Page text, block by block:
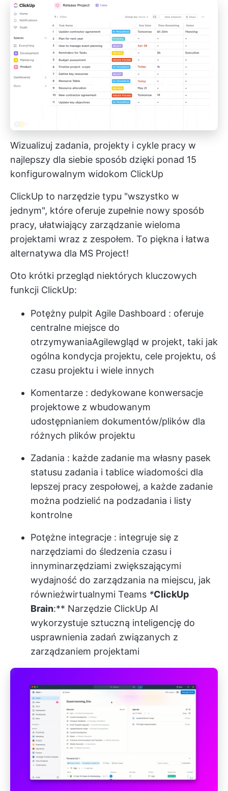
Wizualizuj zadania, projekty i cykle pracy w
najlepszy dla siebie sposób dzięki ponad 15
konfigurowalnym widokom ClickUp
ClickUp to narzędzie typu "wszystko w
jednym", które oferuje zupełnie nowy sposób
pracy, ułatwiający zarządzanie wieloma
projektami wraz z zespołem. To piękna i łatwa
alternatywa dla MS Project!
Oto krótki przegląd niektórych kluczowych
funkcji ClickUp:
Potężny pulpit Agile Dashboard : oferuje
centralne miejsce do
otrzymywaniaAgilewgląd w projekt, taki jak
ogólna kondycja projektu, cele projektu, oś
czasu projektu i wiele innych
Komentarze : dedykowane konwersacje
projektowe z wbudowanym
udostępnianiem dokumentów/plików dla
różnych plików projektu
Zadania : każde zadanie ma własny pasek
statusu zadania i tablice wiadomości dla
lepszej pracy zespołowej, a każde zadanie
można podzielić na podzadania i listy
kontrolne
Potężne integracje : integruje się z
narzędziami do śledzenia czasu i
innyminarzędziami zwiększającymi
wydajność do zarządzania na miejscu, jak
równieżwirtualnymi Teams *ClickUp
Brain:** Narzędzie ClickUp AI
wykorzystuje sztuczną inteligencję do
usprawnienia zadań związanych z
zarządzaniem projektami